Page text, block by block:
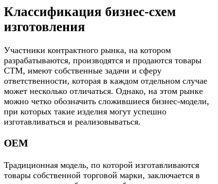
Классификация бизнес-схем
изготовления
Участники контрактного рынка, на котором
разрабатываются, производятся и продаются товары
СТМ, имеют собственные задачи и сферу
ответственности, которая в каждом отдельном случае
может несколько отличаться. Однако, на этом рынке
можно четко обозначить сложившиеся бизнес-модели,
при которых такие изделия могут успешно
изготавливаться и реализовываться.
OEM
Традиционная модель, по которой изготавливаются
товары собственной торговой марки, заключается в